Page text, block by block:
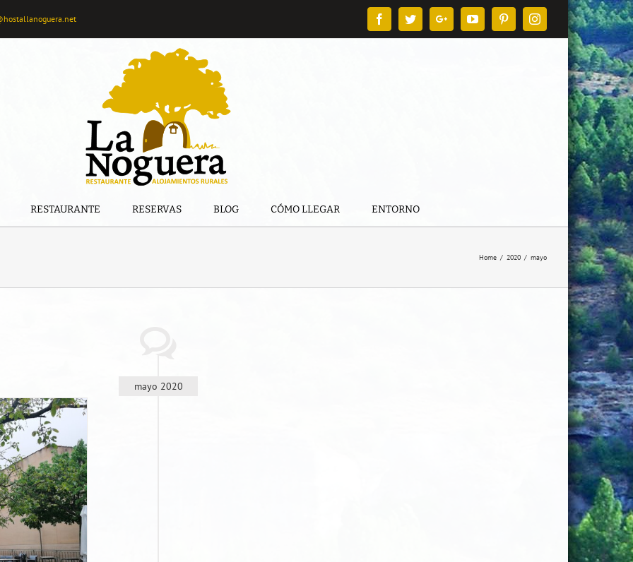
FacebookTwitterGoogle+YouTubePinterestInstagram
RESTAURANTE RESERVAS BLOG CÓMO LLEGAR ENTORNO
Home / 2020 / mayo
mayo 2020